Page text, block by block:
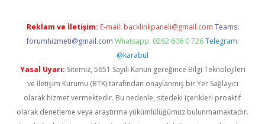
Reklam ve İletişim: E-mail: backlinkpaneli@gmail.com Teams:
forumhizmeti@gmail.com Whatsapp: 0262 606 0 726 Telegram:
@karabul
Yasal Uyarı: Sitemiz, 5651 Sayılı Kanun gereğince Bilgi Teknolojileri
ve İletişim Kurumu (BTK) tarafından onaylanmış bir Yer Sağlayıcı
olarak hizmet vermektedir. Bu nedenle, sitedeki içerikleri proaktif
olarak denetleme veya araştırma yükümlülüğümüz bulunmamaktadır.